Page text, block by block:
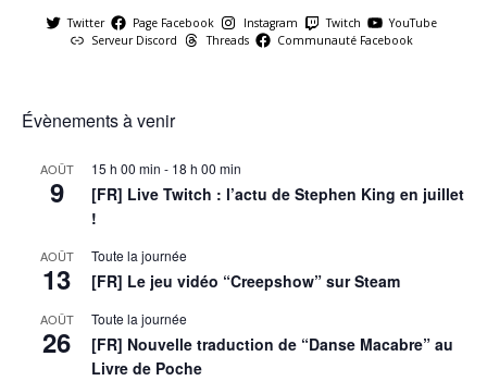
Twitter Page Facebook Instagram Twitch
YouTube
Serveur Discord
Threads Communauté Facebook
Évènements à venir
AOÛT
9
15 h 00 min - 18 h 00 min
[FR] Live Twitch : l’actu de Stephen King en juillet
!
AOÛT
13
Toute la journée
[FR] Le jeu vidéo “Creepshow” sur Steam
AOÛT
26
Toute la journée
[FR] Nouvelle traduction de “Danse Macabre” au
Livre de Poche